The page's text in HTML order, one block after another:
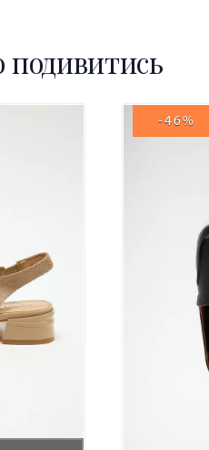
подивитись
-46%